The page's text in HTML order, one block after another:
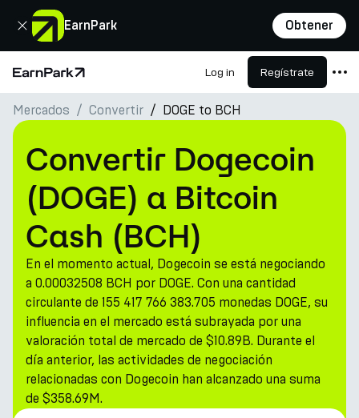
EarnPark Obtener
Cerrar
Página de inicio Log in Regístrate
Productos
Mercados
Calculadoras
PARK Token
Recursos
Compañía
Mercados Convertir DOGE to BCH
Convertir Dogecoin
(DOGE) a Bitcoin
Cash (BCH)
En el momento actual, Dogecoin se está negociando
a 0.00032508 BCH por DOGE. Con una cantidad
circulante de 155 417 766 383.705 monedas DOGE, su
influencia en el mercado está subrayada por una
valoración total de mercado de $10.89B. Durante el
día anterior, las actividades de negociación
relacionadas con Dogecoin han alcanzado una suma
de $358.69M.